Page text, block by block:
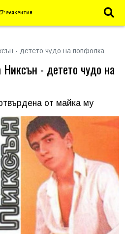
- детето чудо на попфолка
Никсън - детето чудо на
от майка му